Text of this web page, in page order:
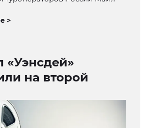
>
«Уэнсдей»
на второй